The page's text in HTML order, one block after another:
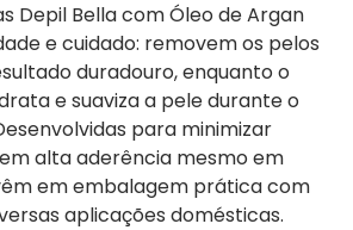
Depil Bella com Óleo de Argan
e cuidado: removem os pelos
duradouro, enquanto o
e suaviza a pele durante o
para minimizar
alta aderência mesmo em
em embalagem prática com
aplicações domésticas.